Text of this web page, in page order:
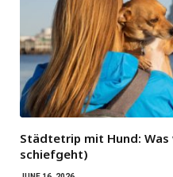
Städtetrip mit Hund:
schiefgeht)